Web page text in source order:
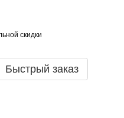
скидки
Быстрый заказ